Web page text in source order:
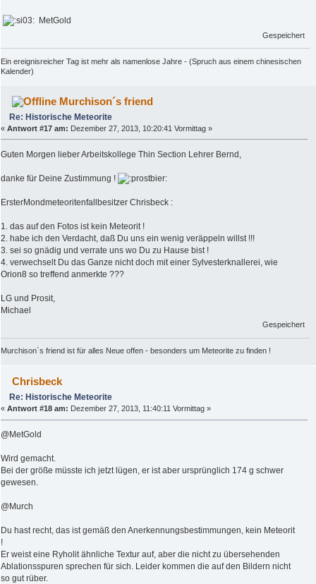
MetGold
Gespeichert
Ein ereignisreicher Tag ist mehr als namenlose Jahre - (Spruch aus einem chinesischen
Kalender)
Murchison´s friend
Re: Historische Meteorite
« Antwort #17 am: Dezember 27, 2013, 10:20:41 Vormittag »
Guten Morgen lieber Arbeitskollege Thin Section Lehrer Bernd,
danke für Deine Zustimmung !
ErsterMondmeteoritenfallbesitzer Chrisbeck :
1. das auf den Fotos ist kein Meteorit !
2. habe ich den Verdacht, daß Du uns ein wenig veräppeln willst !!!
3. sei so gnädig und verrate uns wo Du zu Hause bist !
4. verwechselt Du das Ganze nicht doch mit einer Sylvesterknallerei, wie
Orion8 so treffend anmerkte ???
LG und Prosit,
Michael
Gespeichert
Murchison`s friend ist für alles Neue offen - besonders um Meteorite zu finden !
Chrisbeck
Re: Historische Meteorite
« Antwort #18 am: Dezember 27, 2013, 11:40:11 Vormittag »
@MetGold
Wird gemacht.
Bei der größe müsste ich jetzt lügen, er ist aber ursprünglich 174 g schwer
gewesen.
@Murch
Du hast recht, das ist gemäß den Anerkennungsbestimmungen, kein Meteorit
!
Er weist eine Ryholit ähnliche Textur auf, aber die nicht zu übersehenden
Ablationsspuren sprechen für sich. Leider kommen die auf den Bildern nicht
so gut rüber.